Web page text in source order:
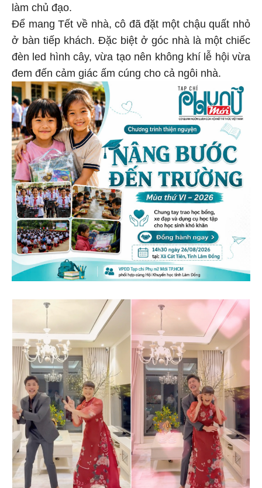
làm chủ đạo.
Để mang Tết về nhà, cô đã đặt một chậu quất nhỏ
ở bàn tiếp khách. Đặc biệt ở góc nhà là một chiếc
đèn led hình cây, vừa tạo nên không khí lễ hội vừa
đem đến cảm giác ấm cúng cho cả ngôi nhà.